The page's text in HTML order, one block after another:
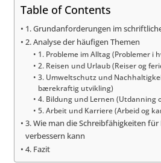
Table of Contents
1. Grundanforderungen im
2. Analyse der häufigen Themen
1. Probleme im Alltag (Problemer i
2. Reisen und Urlaub (Reiser og
3. Umweltschutz und
bærekraftig utvikling)
4. Bildung und Lernen (Utdanning
5. Arbeit und Karriere (Arbeid og
3. Wie man die Schreibfähigkeiten
verbessern kann
4. Fazit